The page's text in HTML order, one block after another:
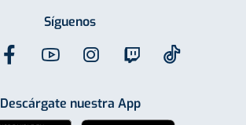
Síguenos
Descárgate nuestra App